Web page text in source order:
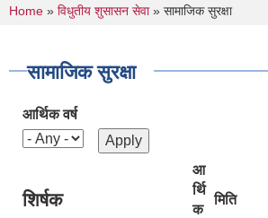
You are here
Home » विधुतीय शुसासन सेवा» सामाजिक सुरक्षा
सामाजिक सुरक्षा
आर्थिक वर्ष
शिर्षक
आ
र्थि
क
मिति